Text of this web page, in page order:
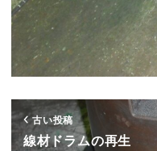
古い投稿
線材ドラムの再生